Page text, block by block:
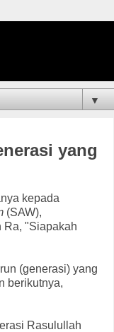
▼
yang
kepada
(SAW),
Ra, "Siapakah
(generasi) yang
berikutnya,
Rasulullah